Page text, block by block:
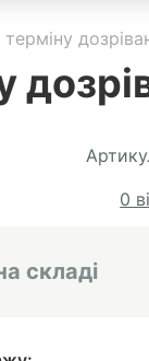
0
складі